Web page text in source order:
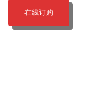
在线订购